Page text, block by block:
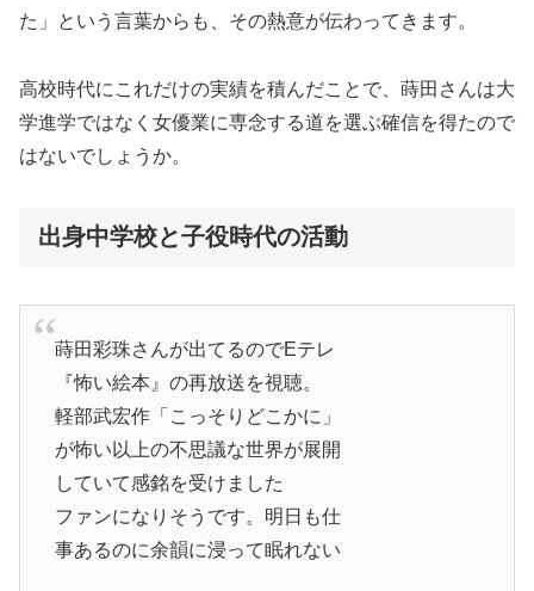
た」という言葉からも、その熱意が伝わってきます。
高校時代にこれだけの実績を積んだことで、蒔田さんは大
学進学ではなく女優業に専念する道を選ぶ確信を得たので
はないでしょうか。
出身中学校と子役時代の活動
蒔田彩珠さんが出てるのでEテレ
『怖い絵本』の再放送を視聴。
軽部武宏作「こっそりどこかに」
が怖い以上の不思議な世界が展開
していて感銘を受けました
ファンになりそうです。明日も仕
事あるのに余韻に浸って眠れない